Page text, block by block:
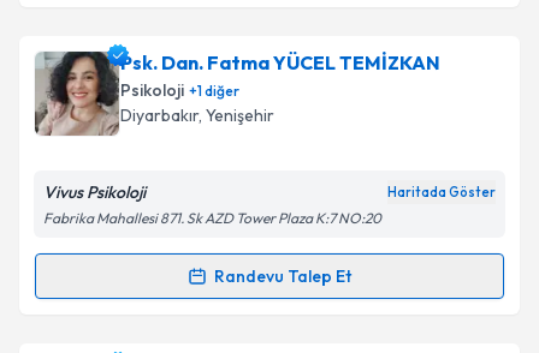
Psk. Sabahattin Zengeriçin randevu takvimi talebi
oluşturun. Size bu uzmandan randevu almanız için bir
takvim hazırlandığında e-posta ile bilgilendireceğiz.
Kişisel verilerimin işlenmesine ilişkin
Metni'ni okudum ve kişisel verilerimin belirtilen
Psk. Dan. Fatma YÜCEL TEMİZKAN
Psikoloji +1diğer
Diyarbakır, Yenişehir
Vivus Psikoloji Haritada Göster
Fabrika Mahallesi 871. Sk AZD Tower Plaza K:7 NO:20
Randevu Talep Et
Randevu Takvimi Talebi